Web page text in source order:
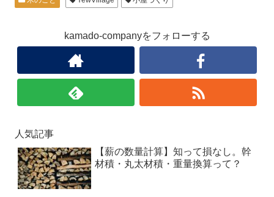
kamado-companyをフォローする
人気記事
【薪の数量計算】知って損なし。幹
材積・丸太材積・重量換算って？